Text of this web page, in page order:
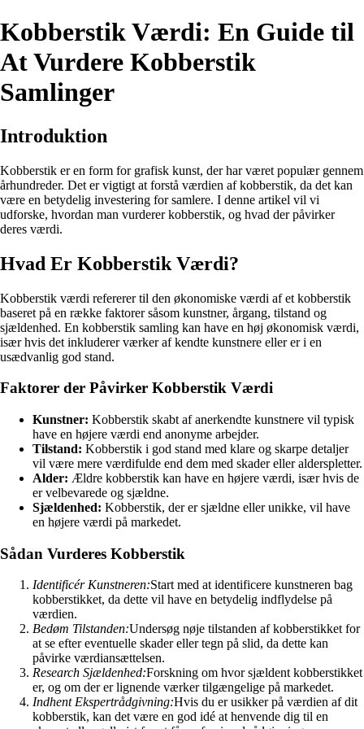
Kobberstik Værdi: En Guide til
At Vurdere Kobberstik
Samlinger
Introduktion
Kobberstik er en form for grafisk kunst, der har været populær gennem
århundreder. Det er vigtigt at forstå værdien af kobberstik, da det kan
være en betydelig investering for samlere. I denne artikel vil vi
udforske, hvordan man vurderer kobberstik, og hvad der påvirker
deres værdi.
Hvad Er Kobberstik Værdi?
Kobberstik værdi refererer til den økonomiske værdi af et kobberstik
baseret på en række faktorer såsom kunstner, årgang, tilstand og
sjældenhed. En kobberstik samling kan have en høj økonomisk værdi,
især hvis det inkluderer værker af kendte kunstnere eller er i en
usædvanlig god stand.
Faktorer der Påvirker Kobberstik Værdi
Kunstner: Kobberstik skabt af anerkendte kunstnere vil typisk
have en højere værdi end anonyme arbejder.
Tilstand: Kobberstik i god stand med klare og skarpe detaljer
vil være mere værdifulde end dem med skader eller alderspletter.
Alder: Ældre kobberstik kan have en højere værdi, især hvis de
er velbevarede og sjældne.
Sjældenhed: Kobberstik, der er sjældne eller unikke, vil have
en højere værdi på markedet.
Sådan Vurderes Kobberstik
Identificér Kunstneren:Start med at identificere kunstneren bag
kobberstikket, da dette vil have en betydelig indflydelse på
værdien.
Bedøm Tilstanden:Undersøg nøje tilstanden af kobberstikket for
at se efter eventuelle skader eller tegn på slid, da dette kan
påvirke værdiansættelsen.
Research Sjældenhed:Forskning om hvor sjældent kobberstikket
er, og om der er lignende værker tilgængelige på markedet.
Indhent Ekspertrådgivning:Hvis du er usikker på værdien af dit
kobberstik, kan det være en god idé at henvende dig til en